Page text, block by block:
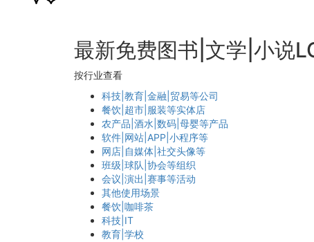
最新免费图书|文学|小说
按行业查看
科技|教育|金融|贸易等公司
餐饮|超市|服装等实体店
农产品|酒水|数码|母婴等产品
软件|网站|APP|小程序等
网店|自媒体|社交头像等
班级|球队|协会等组织
会议|演出|赛事等活动
其他使用场景
餐饮|咖啡茶
科技|IT
教育|学校